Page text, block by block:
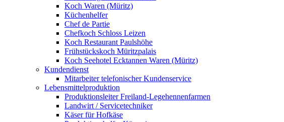
Koch Waren (Müritz)
Küchenhelfer
Chef de Partie
Chefkoch Schloss Leizen
Koch Restaurant Paulshöhe
Frühstückskoch Müritzpalais
Koch Seehotel Ecktannen Waren (Müritz)
Kundendienst
Mitarbeiter telefonischer Kundenservice
Lebensmittelproduktion
Produktionsleiter Freiland-Legehennenfarmen
Landwirt / Servicetechniker
Käser für Hofkäse